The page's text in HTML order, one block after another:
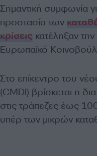
Σημαντική συμφωνία
προστασία των
κρίσεις κατέληξαν
Ευρωπαϊκό
Στο επίκεντρο του
(CMDI) βρίσκεται η
στις τράπεζες έως
υπέρ των μικρών